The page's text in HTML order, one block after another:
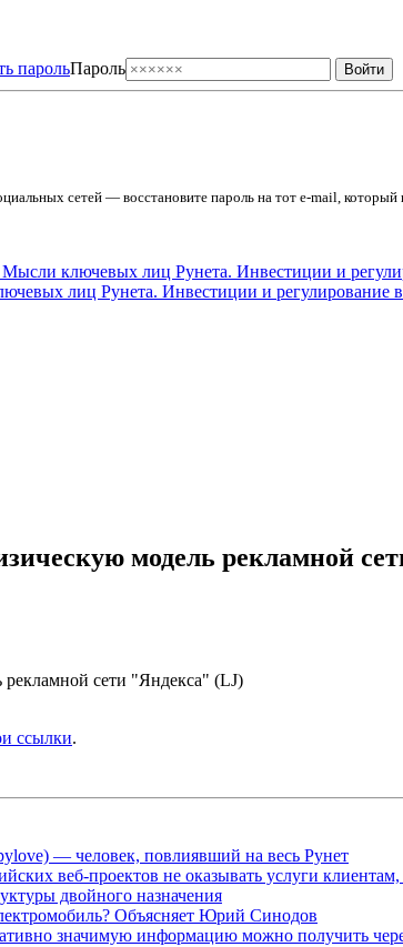
парольПароль
сетей — восстановите пароль на тот e-mail, который
лиц Рунета. Инвестиции и регулирование
модель рекламной
сети "Яндекса" (LJ)
ссылки.
— человек, повлиявший на весь Рунет
веб-проектов не оказывать услуги
двойного назначения
Объясняет Юрий Синодов
значимую информацию можно получить